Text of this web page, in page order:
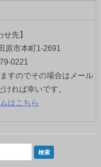
せ先】
原市本町1-2691
0221
すのでその場合はメール
れば幸いです。
はこちら